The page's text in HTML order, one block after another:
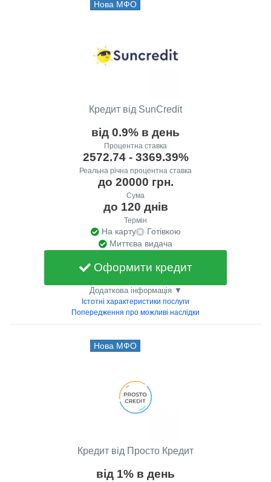
Нова МФО
Кредит від SunCredit
від 0.9% в день
Процентна ставка
2572.74 - 3369.39%
Реальна річна процентна ставка
до 20000 грн.
Сума
до 120 днів
Термін
На карту
Готівкою
Миттєва видача
Оформити кредит
Додаткова інформація ▼
Істотні характеристики послуги
Попередження про можливі наслідки
Нова МФО
Кредит від Просто Кредит
від 1% в день